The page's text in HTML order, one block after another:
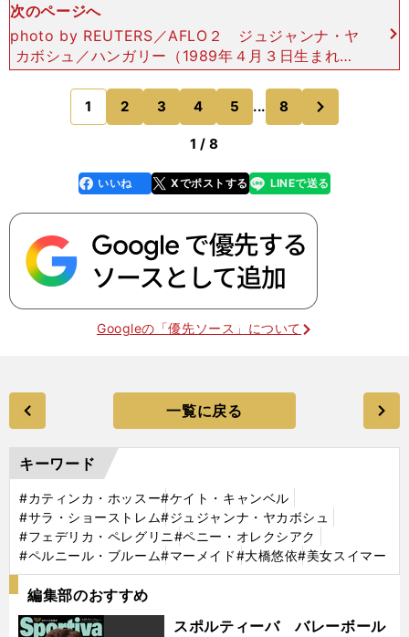
次のページへ
photo by REUTERS／AFLO２ ジュジャンナ・ヤ
カボシュ／ハンガリー（1989年４月３日生まれ）
オリンピックには、2004年のアテネ五輪から４大
会連続で出場している。2012年にアメリカ
1 2 3 4 5 ... 8
1 / 8
faceboo
k
いいね Xでポストする
line LINEで送る
Googleの「優先ソース」について
一覧に戻る
キーワード
#カティンカ・ホッスー#ケイト・キャンベル
#サラ・ショーストレム#ジュジャンナ・ヤカボシュ
#フェデリカ・ペレグリニ#ペニー・オレクシアク
#ペルニール・ブルーム#マーメイド#大橋悠依#美女スイマー
編集部のおすすめ
スポルティーバ バレーボール